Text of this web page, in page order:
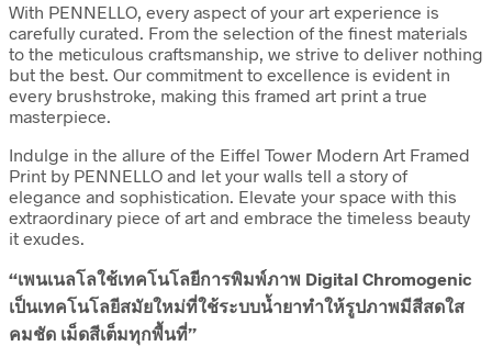
With PENNELLO, every aspect of your art experience is
carefully curated. From the selection of the finest materials
to the meticulous craftsmanship, we strive to deliver nothing
but the best. Our commitment to excellence is evident in
every brushstroke, making this framed art print a true
masterpiece.
Indulge in the allure of the Eiffel Tower Modern Art Framed
Print by PENNELLO and let your walls tell a story of
elegance and sophistication. Elevate your space with this
extraordinary piece of art and embrace the timeless beauty
it exudes.
“เพนเนลโลใช้เทคโนโลยีการพิมพ์ภาพ Digital Chromogenic
เป็นเทคโนโลยีสมัยใหม่ที่ใช้ระบบน้ำยาทำให้รูปภาพมีสีสดใส
คมชัด เม็ดสีเต็มทุกพื้นที่”